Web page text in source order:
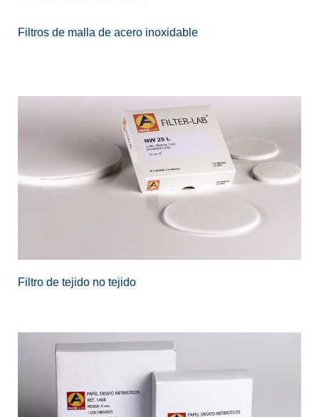
Filtros de malla de acero inoxidable
Filtro de tejido no tejido